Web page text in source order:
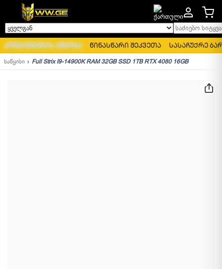
ყველგან საძიებო
კომპიუტერის აწყობა წინასწარი შეკვეთა სასაჩუქრე
საწყისი Full Strix I9-14900K RAM 32GB SSD 1TB RTX 4080 16GB